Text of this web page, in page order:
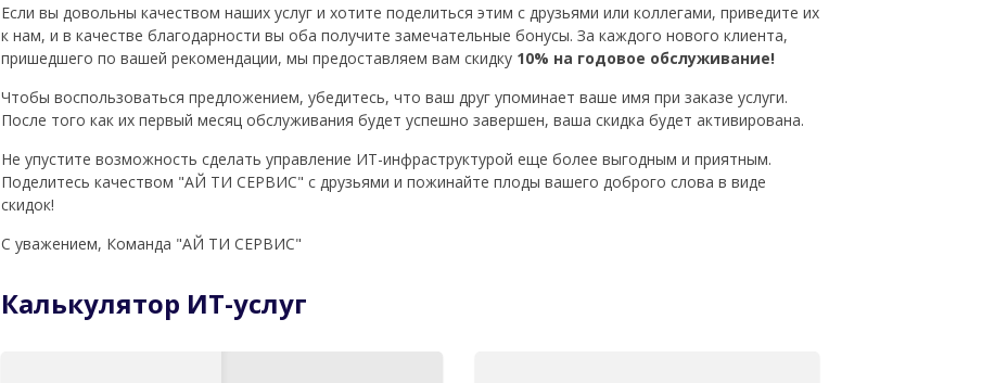
Если вы довольны качеством наших услуг и хотите поделиться этим с друзьями или коллегами, приведите их
к нам, и в качестве благодарности вы оба получите замечательные бонусы. За каждого нового клиента,
пришедшего по вашей рекомендации, мы предоставляем вам скидку 10% на годовое обслуживание!
Чтобы воспользоваться предложением, убедитесь, что ваш друг упоминает ваше имя при заказе услуги.
После того как их первый месяц обслуживания будет успешно завершен, ваша скидка будет активирована.
Не упустите возможность сделать управление ИТ-инфраструктурой еще более выгодным и приятным.
Поделитесь качеством "АЙ ТИ СЕРВИС" с друзьями и пожинайте плоды вашего доброго слова в виде
скидок!
С уважением, Команда "АЙ ТИ СЕРВИС"
Калькулятор ИТ-услуг